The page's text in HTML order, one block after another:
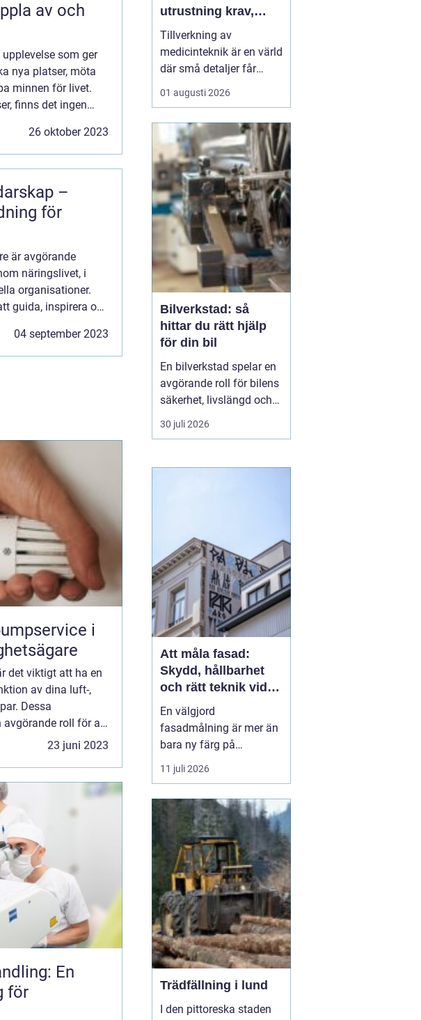
av och
som ger
nya platser, möta
minnen för livet.
finns det ingen
26 oktober 2023
–
för
är avgörande
näringslivet, i
organisationer.
guida, inspirera och
04 september 2023
i
det viktigt att ha en
av dina luft-,
Dessa
avgörande roll för att
och för att
23 juni 2023
En
för
utrustning krav,
kvalitet och
precision
Tillverkning av
medicinteknik är en värld
där små detaljer får
stora konsekvenser. En
liten avvikelse i en
hur en hel apparat
fungerar, och i
förlängningen
patientens säkerhet.
Därför kombinerar
moderna verkstäder
avancerad tekn...
01 augusti 2026
Bilverkstad: så
hittar du rätt hjälp
för din bil
En bilverkstad spelar en
avgörande roll för bilens
säkerhet, livslängd och
andrahandsvärde. Ändå
väntar många tills en
eller bilen börjar låta
30 juli 2026
Att måla fasad:
Skydd, hållbarhet
och rätt teknik vid
fasadmålning
En välgjord
fasadmålning är mer än
bara ny färg på
väggarna. Den fungerar
som ett skyddande skal
risken för fuktskador och
ger samtidigt hela
fastigheten ett lyft. När
målningen...
11 juli 2026
Trädfällning i lund
I den pittoreska staden